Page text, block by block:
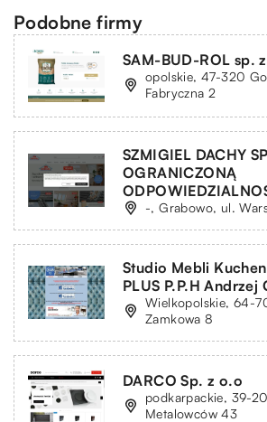
Podobne firmy
SAM-BUD-ROL sp.
opolskie, 47-320
Fabryczna 2
SZMIGIEL DACHY
OGRANICZONĄ
-, Grabowo, ul.
Studio Mebli
PLUS P.P.H Andrzej
Wielkopolskie, 64-
Zamkowa 8
DARCO Sp. z o.o
podkarpackie, 39-
Metalowców 43